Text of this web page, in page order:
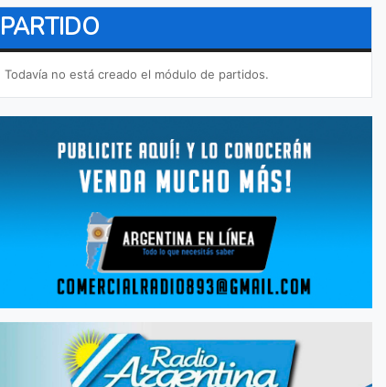
PARTIDO
Todavía no está creado el módulo de partidos.